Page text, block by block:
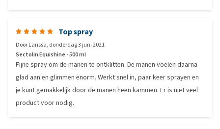
Top spray
DoorLarissa, donderdag 3 juni 2021
Sectolin Equishine - 500 ml
Fijne spray om de manen te ontklitten. De manen voelen daarna
glad aan en glimmen enorm. Werkt snel in, paar keer sprayen en
je kunt gemakkelijk door de manen heen kammen. Er is niet veel
product voor nodig.